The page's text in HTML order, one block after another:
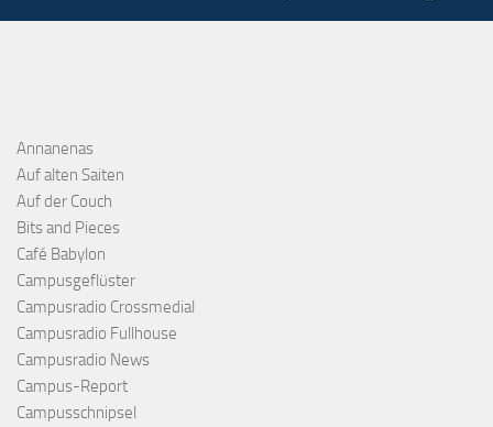
Annanenas
Auf alten Saiten
Auf der Couch
Bits and Pieces
Café Babylon
Campusgeflüster
Campusradio Crossmedial
Campusradio Fullhouse
Campusradio News
Campus-Report
Campusschnipsel